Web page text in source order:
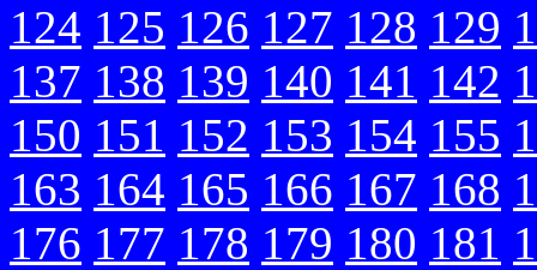
124 125 126 127 128 129
137 138 139 140 141 142
150 151 152 153 154 155
163 164 165 166 167 168
176 177 178 179 180 181